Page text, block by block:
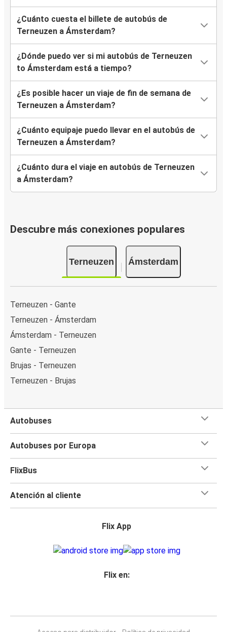
¿Cuánto cuesta el billete de autobús de
Terneuzen a Ámsterdam?
¿Dónde puedo ver si mi autobús de Terneuzen
to Ámsterdam está a tiempo?
¿Es posible hacer un viaje de fin de semana de
Terneuzen a Ámsterdam?
¿Cuánto equipaje puedo llevar en el autobús de
Terneuzen a Ámsterdam?
¿Cuánto dura el viaje en autobús de Terneuzen
a Ámsterdam?
Descubre más conexiones populares
Terneuzen Ámsterdam
Terneuzen - Gante
Terneuzen - Ámsterdam
Ámsterdam - Terneuzen
Gante - Terneuzen
Brujas - Terneuzen
Terneuzen - Brujas
Autobuses
Autobuses por Europa
FlixBus
Atención al cliente
Flix App
Flix en: